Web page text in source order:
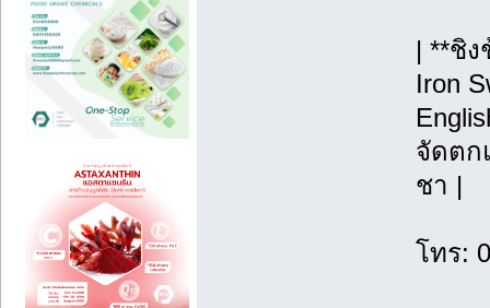
| **ชิง
Iron
จัดตก
ชา |
โทร: